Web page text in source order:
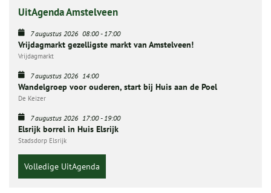
UitAgenda Amstelveen
7 augustus 2026 08:00-17:00
Vrijdagmarkt gezelligste markt van Amstelveen!
Vrijdagmarkt
7 augustus 2026 14:00
Wandelgroep voor ouderen, start bij Huis aan de Poel
De Keizer
7 augustus 2026 17:00-19:00
Elsrijk borrel in Huis Elsrijk
Stadsdorp Elsrijk
Volledige UitAgenda